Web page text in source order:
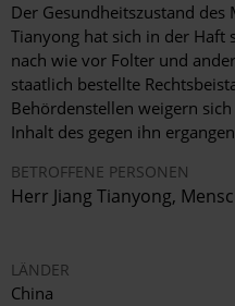
Der Gesundheitszustand des
Tianyong hat sich in der Haft
nach wie vor Folter und
staatlich bestellte
Behördenstellen weigern
Inhalt des gegen ihn
BETROFFENE PERSONEN
Herr Jiang Tianyong,
LÄNDER
China